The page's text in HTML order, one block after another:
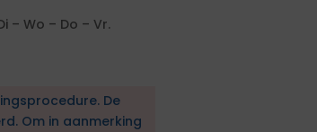
Wo – Do – Vr.
De
Om in aanmerking